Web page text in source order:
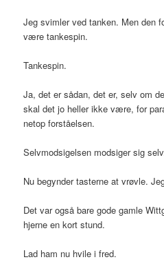
Jeg svimler ved tanken. Men den
være tankespin.
Tankespin.
Ja, det er sådan, det er, selv om
skal det jo heller ikke være, for
netop forståelsen.
Selvmodsigelsen modsiger sig
Nu begynder tasterne at vrøvle.
Det var også bare gode gamle
hjerne en kort stund.
Lad ham nu hvile i fred.